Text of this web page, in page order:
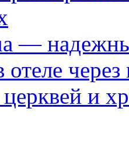
—
через
и